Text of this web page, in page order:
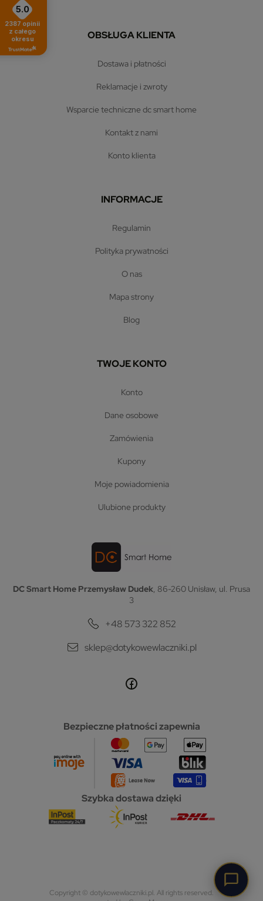
5.0
2387 opinii
z całego
okresu
OBSŁUGA KLIENTA
dostawa i płatności
reklamacje i zwroty
wsparcie techniczne dc smart home
kontakt z nami
konto klienta
INFORMACJE
regulamin
polityka prywatności
o nas
mapa strony
blog
TWOJE KONTO
konto
dane osobowe
zamówienia
kupony
moje powiadomienia
ulubione produkty
DC Smart Home Przemysław Dudek, 86-260 Unisław, ul. Prusa
3
+48 573 322 852
sklep@dotykowewlaczniki.pl
Bezpieczne płatności zapewnia
Szybka dostawa dzięki
Copyright © dotykowewlaczniki.pl. All rights reserved.